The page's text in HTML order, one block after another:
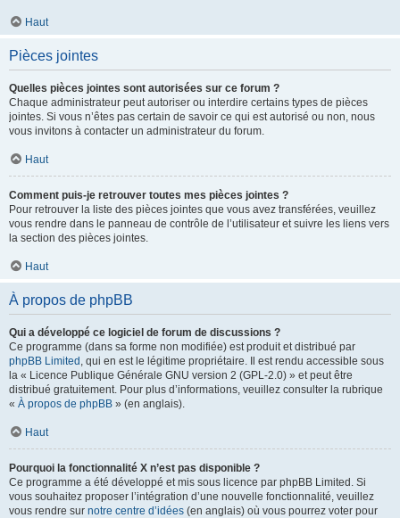
Haut
Pièces jointes
Quelles pièces jointes sont autorisées sur ce forum ?
Chaque administrateur peut autoriser ou interdire certains types de pièces
jointes. Si vous n’êtes pas certain de savoir ce qui est autorisé ou non, nous
vous invitons à contacter un administrateur du forum.
Haut
Comment puis-je retrouver toutes mes pièces jointes ?
Pour retrouver la liste des pièces jointes que vous avez transférées, veuillez
vous rendre dans le panneau de contrôle de l’utilisateur et suivre les liens vers
la section des pièces jointes.
Haut
À propos de phpBB
Qui a développé ce logiciel de forum de discussions ?
Ce programme (dans sa forme non modifiée) est produit et distribué par
phpBB Limited , qui en est le légitime propriétaire. Il est rendu accessible sous
la « Licence Publique Générale GNU version 2 (GPL-2.0) » et peut être
distribué gratuitement. Pour plus d’informations, veuillez consulter la rubrique
« À propos de phpBB » (en anglais).
Haut
Pourquoi la fonctionnalité X n’est pas disponible ?
Ce programme a été développé et mis sous licence par phpBB Limited. Si
vous souhaitez proposer l’intégration d’une nouvelle fonctionnalité, veuillez
vous rendre sur notre centre d’idées (en anglais) où vous pourrez voter pour